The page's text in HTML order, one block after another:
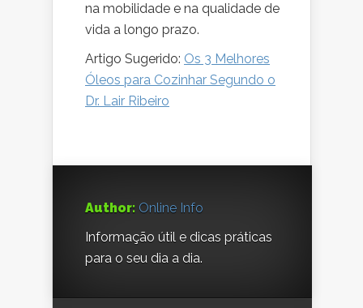
na mobilidade e na qualidade de
vida a longo prazo.
Artigo Sugerido: Os 3 Melhores
Óleos para Cozinhar Segundo o
Dr. Lair Ribeiro
Author: Online Info
Informação útil e dicas práticas
para o seu dia a dia.